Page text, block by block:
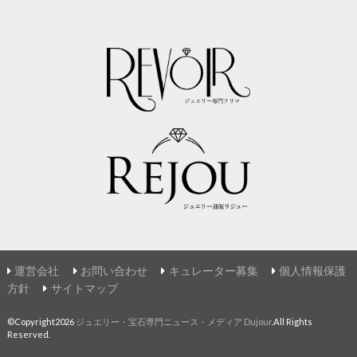
運営会社 お問い合わせ キュレーター募集
個人情報保護
方針
サイトマップ
©Copyright2026 ジュエリー・宝石専門ニュース・メディア Dujour.All Rights
Reserved.